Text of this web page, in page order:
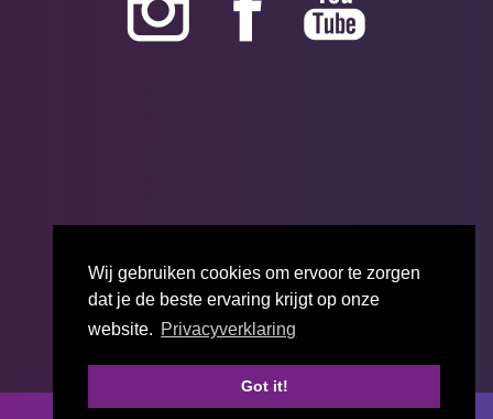
Wij gebruiken cookies om ervoor te zorgen
dat je de beste ervaring krijgt op onze
website. Privacyverklaring
Got it!
Start jouw bedrijfsscan